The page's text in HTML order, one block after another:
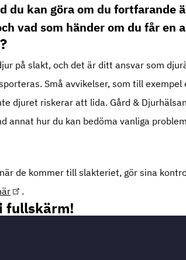
du kan göra om du fortfarande
vad som händer om du får en
på slakt, och det är ditt ansvar som
Små avvikelser, som till exempel
djuret riskerar att lida. Gård &
annat hur du kan bedöma vanliga
de kommer till slakteriet, gör sina
.
fullskärm!